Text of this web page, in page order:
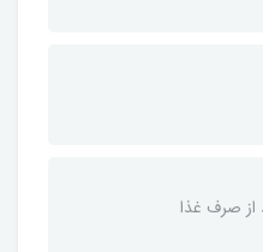
از صرف غذا